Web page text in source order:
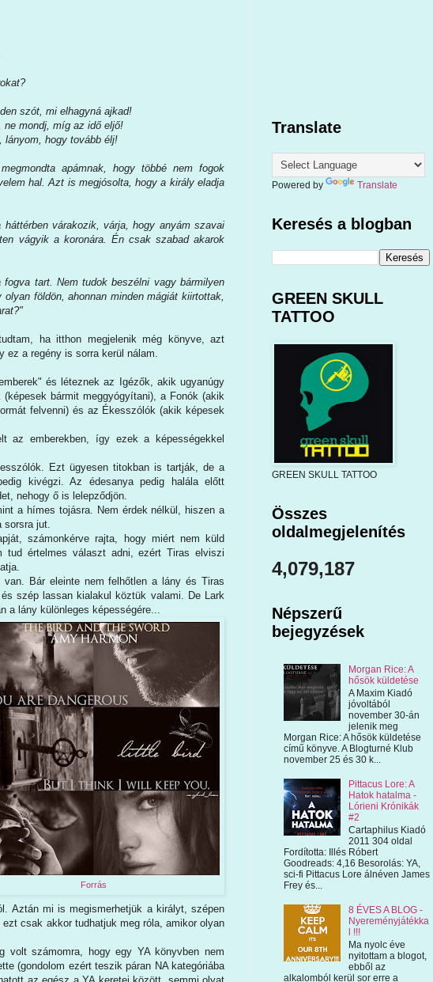
szót, mi elhagyná ajkad!
ne mondj, míg az idő eljő!
lányom, hogy tovább élj!
apámnak, hogy többé nem fogok
hal. Azt is megjósolta, hogy a király eladja
várakozik, várja, hogy anyám szavai
vágyik a koronára. Én csak szabad akarok
tart. Nem tudok beszélni vagy bármilyen
földön, ahonnan minden mágiát kiirtottak,
ha itthon megjelenik még könyve, azt
ez a regény is sorra kerül nálam.
és léteznek az Igézők, akik ugyanúgy
bármit meggyógyítani), a Fonók (akik
felvenni) és az Ékesszólók (akik képesek
az emberekben, így ezek a képességekkel
Ezt ügyesen titokban is tartják, de a
kivégzi. Az édesanya pedig halála előtt
nehogy ő is lelepződjön.
a hímes tojásra. Nem érdek nélkül, hiszen a
sorsra jut.
számonkérve rajta, hogy miért nem küld
tud értelmes választ adni, ezért Tiras elviszi
Bár eleinte nem felhőtlen a lány és Tiras
szép lassan kialakul köztük valami. De Lark
a lány különleges képességére...
Forrás
Aztán mi is megismerhetjük a királyt, szépen
csak akkor tudhatjuk meg róla, amikor olyan
volt számomra, hogy egy YA könyvben nem
(gondolom ezért teszik páran NA kategóriába
Translate
Powered by Translate
Keresés a blogban
GREEN SKULL
TATTOO
GREEN SKULL TATTOO
Összes
oldalmegjelenítés
4,079,187
Népszerű
bejegyzések
Morgan Rice: A
hősök küldetése
A Maxim Kiadó
jóvoltából
november 30-án
jelenik meg
Morgan Rice: A hősök küldetése
című könyve. A Blogturné Klub
november 25 és 30 k...
Pittacus Lore: A
Hatok hatalma -
Lórieni Krónikák
#2
Cartaphilus Kiadó
2011 304 oldal
Fordította: Illés Róbert
Goodreads: 4,16 Besorolás: YA,
sci-fi Pittacus Lore álnéven James
Frey és...
8 ÉVES A BLOG -
Nyereményjátékka
l !!!
Ma nyolc éve
nyitottam a blogot,
ebből az
alkalomból kerül sor erre a